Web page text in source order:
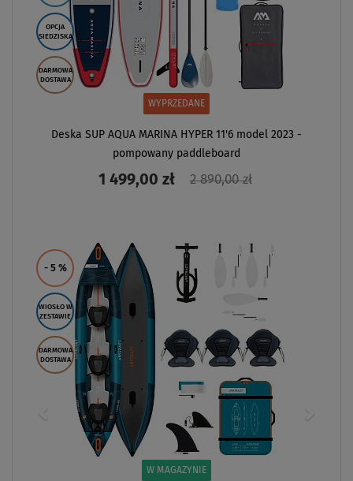
OPCJA
SIEDZISKA
DARMOWA
DOSTAWA
WYPRZEDANE
Deska SUP AQUA MARINA HYPER 11'6 model 2023 -
pompowany paddleboard
1 499,00 zł 2 890,00 zł
ZOBACZ
- 5 %
WIOSŁO W
ZESTAWIE
DARMOWA
DOSTAWA
W MAGAZYNIE